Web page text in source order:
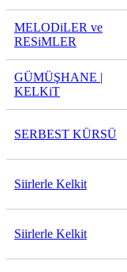
MELODiLER ve
RESiMLER
GÜMÜŞHANE |
KELKiT
SERBEST KÜRSÜ
Siirlerle Kelkit
Siirlerle Kelkit